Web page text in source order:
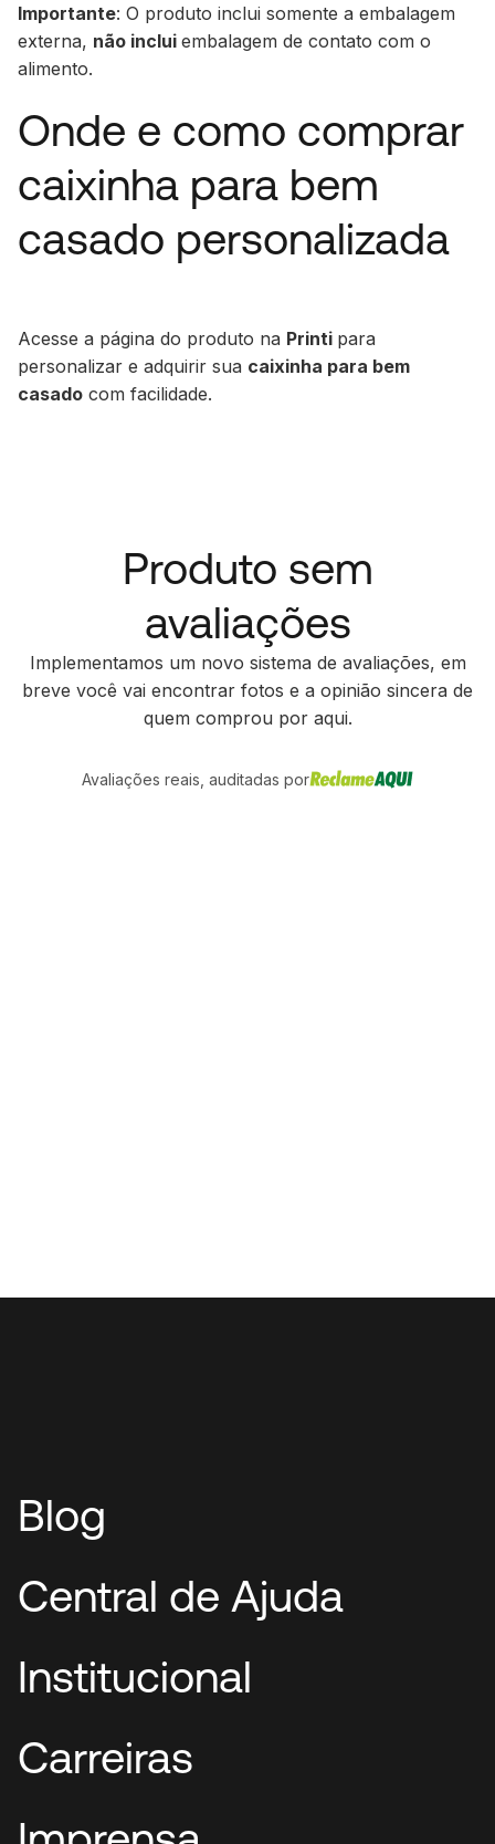
Importante: O produto inclui somente a embalagem
externa, não inclui embalagem de contato com o
alimento.
Onde e como comprar
caixinha para bem
casado personalizada
Acesse a página do produto na Printi para
personalizar e adquirir sua caixinha para bem
casado com facilidade.
Produto sem
avaliações
Implementamos um novo sistema de avaliações, em
breve você vai encontrar fotos e a opinião sincera de
quem comprou por aqui.
Avaliações reais, auditadas por
Blog
Central de Ajuda
Institucional
Carreiras